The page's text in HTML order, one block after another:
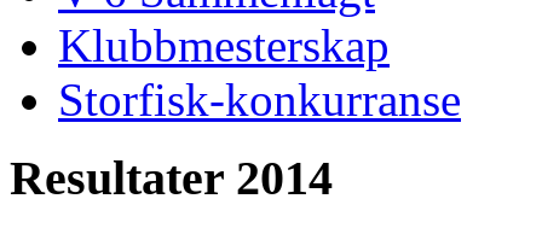
Klubbmesterskap
Storfisk-konkurranse
Resultater 2014